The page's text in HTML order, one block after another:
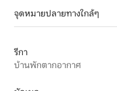
จุดหมายปลายทางใกล้ๆ
รีกา
บ้านพักตากอากาศ